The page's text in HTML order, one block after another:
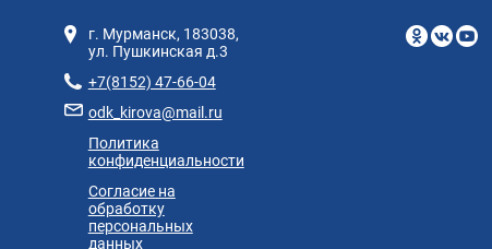
г. Мурманск, 183038,
ул. Пушкинская д.3
+7(8152) 47-66-04
odk_kirova@mail.ru
Политика
конфиденциальности
Согласие на
обработку
персональных
данных